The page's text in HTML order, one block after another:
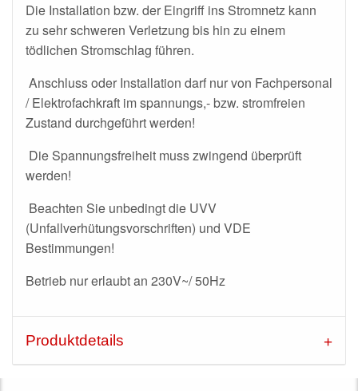
Die Installation bzw. der Eingriff ins Stromnetz kann
zu sehr schweren Verletzung bis hin zu einem
tödlichen Stromschlag führen.
Anschluss oder Installation darf nur von Fachpersonal
/ Elektrofachkraft im spannungs,- bzw. stromfreien
Zustand durchgeführt werden!
Die Spannungsfreiheit muss zwingend überprüft
werden!
Beachten Sie unbedingt die UVV
(Unfallverhütungsvorschriften) und VDE
Bestimmungen!
Betrieb nur erlaubt an 230V~/ 50Hz
Produktdetails